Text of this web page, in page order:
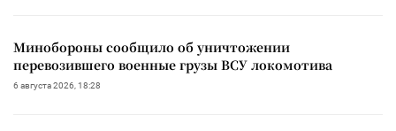
Минобороны сообщило об уничтожении
перевозившего военные грузы ВСУ локомотива
6 августа 2026, 18:28